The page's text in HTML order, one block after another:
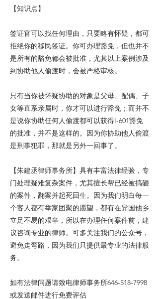
【知识点】
签证官可以找任何理由，只要略有怀疑，都可
拒绝你的移民签证。你可办理豁免，但也并不
是所有的豁免都会被批准，尤其以上案例涉及
到协助他人偷渡时，会被严格审核。
只有当你被怀疑协助的对象是父母、配偶、子
女等直系亲属时，你才可以进行豁免；而并不
是说你协助任何人偷渡都可以获得I-601豁免
的批准，并不是这样的。因为你协助他人偷渡
是刑事犯罪，那就是另外一回事了。
【朱建丞律师事务所】具有丰富法律经验，专
门处理疑难复杂案件，尤其擅长帮已经被搞砸
的案件，翻案并起死回生。因为我们明白每一
个客人都有举家团聚的愿望，都有在异国他乡
立足不易的艰辛，所以在办理任何案件前，建
议咨询专业的律师。可多关注我们的公众号，
避免走弯路，因为我们只提供最专业的法律服
务。
如有法律问题请致电律师事务所646-518-7998
或发送邮件进行免费评估